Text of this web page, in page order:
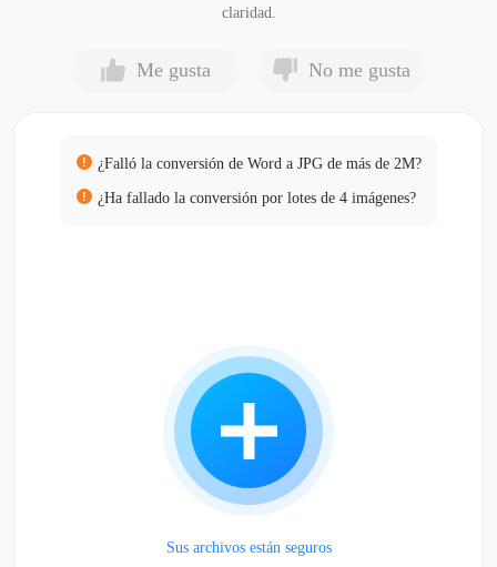
claridad.
Me gusta No me gusta
¿Falló la conversión de Word a JPG de más de 2M?
¿Ha fallado la conversión por lotes de 4 imágenes?
Sus archivos están seguros